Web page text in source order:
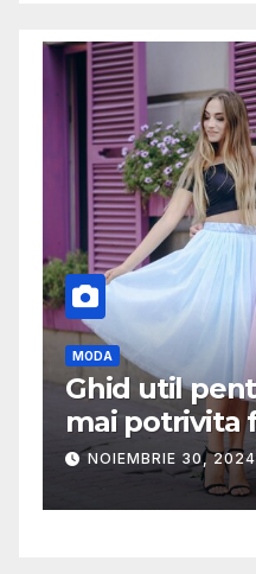
MODA
Ghid util
mai potrivita
NOIEMBRIE 30, 2024